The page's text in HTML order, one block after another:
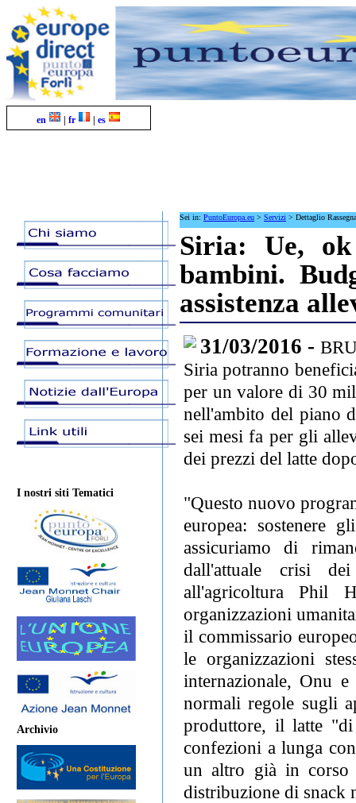
en | fr | es
I nostri siti Tematici
Archivio
Sei in: PuntoEuropa.eu > Servizi > Dettaglio
Siria: Ue,
bambini.
assistenza
31/03/2016 -
Siria potranno
per un valore di 30
nell'ambito del piano
sei mesi fa per gli
dei prezzi del latte
"Questo nuovo
europea: sostenere
assicuriamo di
dall'attuale crisi
all'agricoltura Phil
organizzazioni
il commissario
le organizzazioni
internazionale, Onu
normali regole sugli
produttore, il latte
confezioni a lunga
un altro già in corso
distribuzione di snack